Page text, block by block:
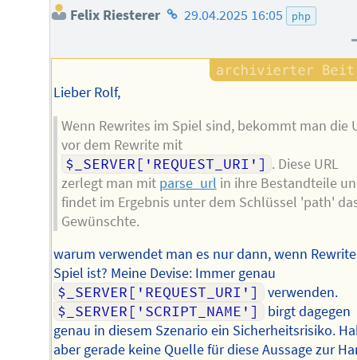
Felix Riesterer Homepage
Autors
29.04.2025 16:05 php
Lieber Rolf,
Wenn Rewrites im Spiel sind, bekommt man die
vor dem Rewrite mit
$_SERVER['REQUEST_URI'] . Diese URL
zerlegt man mit parse_url in ihre Bestandteile
findet im Ergebnis unter dem Schlüssel 'path'
Gewünschte.
warum verwendet man es nur dann, wenn
Spiel ist? Meine Devise: Immer genau
$_SERVER['REQUEST_URI']
verwenden.
$_SERVER['SCRIPT_NAME']
birgt dagegen
genau in diesem Szenario ein Sicherheitsrisiko.
aber gerade keine Quelle für diese Aussage zur